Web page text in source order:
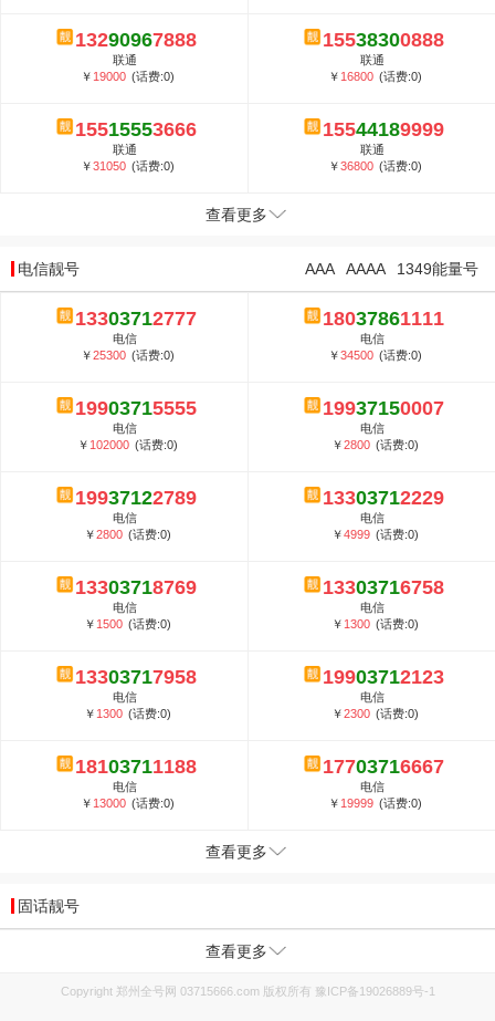
13290967888
联通
￥ 19000 (话费:0)
15538300888
联通
￥ 16800 (话费:0)
15515553666
联通
￥31050 (话费:0)
15544189999
联通
￥36800 (话费:0)
查看更多
电信靓号 1349能量号
AAAA
AAA
13303712777
电信
￥25300 (话费:0)
18037861111
电信
￥34500 (话费:0)
19903715555
电信
￥ 102000 (话费:0)
19937150007
电信
￥2800 (话费:0)
19937122789
电信
￥2800 (话费:0)
13303712229
电信
￥4999 (话费:0)
13303718769
电信
￥ 1500 (话费:0)
13303716758
电信
￥ 1300 (话费:0)
13303717958
电信
￥ 1300 (话费:0)
19903712123
电信
￥2300 (话费:0)
18103711188
电信
￥ 13000 (话费:0)
17703716667
电信
￥ 19999 (话费:0)
查看更多
固话靓号
查看更多
Copyright 郑州全号网 03715666.com 版权所有 豫ICP备19026889号-1